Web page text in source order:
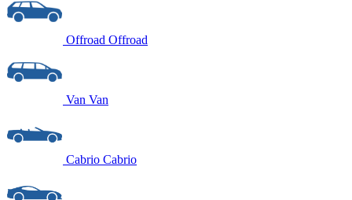
Offroad Offroad
Van Van
Cabrio Cabrio